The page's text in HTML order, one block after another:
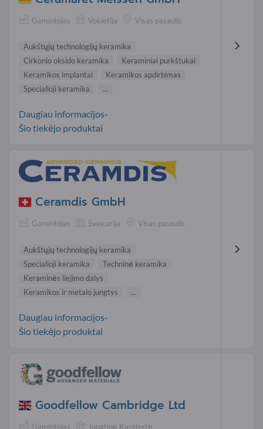
Gamintojas Vokietija Visas pasaulis
Aukštųjų technologijų keramika
Cirkonio oksido keramika
Keraminiai purkštukai
Keramikos implantai
Keramikos apdirbimas
Specialioji keramika
...
Daugiau informacijos-
Šio tiekėjo produktai
Ceramdis GmbH
Gamintojas Šveicarija Visas pasaulis
Aukštųjų technologijų keramika
Specialioji keramika
Techninė keramika
Keraminės liejimo dalys
Keramikos ir metalo jungtys
...
Daugiau informacijos-
Šio tiekėjo produktai
Goodfellow Cambridge Ltd
Gamintojas
Jungtinė Karalystė